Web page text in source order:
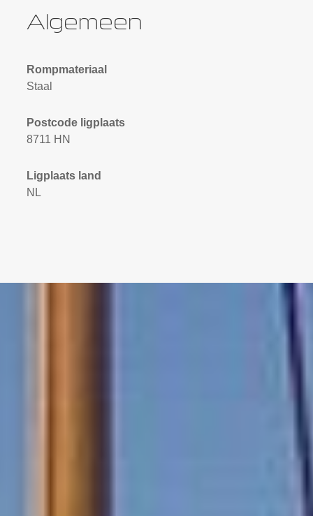
Algemeen
Rompmateriaal
Staal
Postcode ligplaats
8711 HN
Ligplaats land
NL